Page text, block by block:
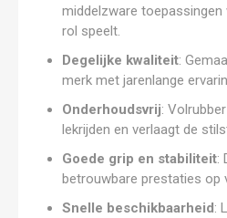
middelzware toepassingen
rol speelt.
Degelijke kwaliteit:
merk met jarenlange
Onderhoudsvrij:
lekrijden en verlaagt de
Goede grip en stabiliteit:
betrouwbare prestaties op
Snelle beschikbaarheid: